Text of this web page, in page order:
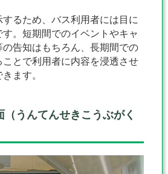
るため、バス利用者には目に
す。短期間でのイベントやキャ
の告知はもちろん、長期間での
とで利用者に内容を浸透させ
ます。
うんてんせきこうぶがく